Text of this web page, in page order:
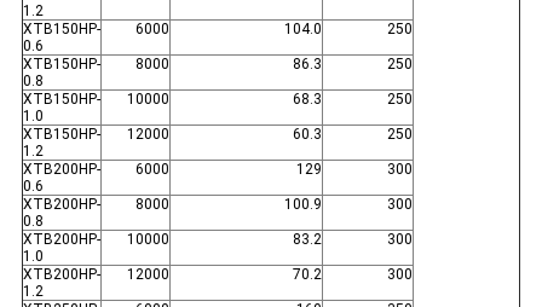
1.2
XTB150HP-
0.6
6000 104.0 250
XTB150HP-
0.8
8000 86.3 250
XTB150HP-
1.0
10000 68.3 250
XTB150HP-
1.2
12000 60.3 250
XTB200HP-
0.6
6000 129 300
XTB200HP-
0.8
8000 100.9 300
XTB200HP-
1.0
10000 83.2 300
XTB200HP-
1.2
12000 70.2 300